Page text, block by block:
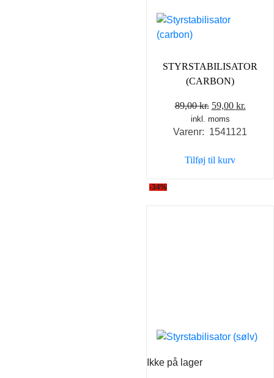
STYRSTABILISATOR
(CARBON)
89,00kr. Den
oprindelige
pris
89,00 kr..
59,00 kr.Den
pris
inkl. moms
Varenr: 1541121
Tilføj til kurv
-34%
Ikke på lager